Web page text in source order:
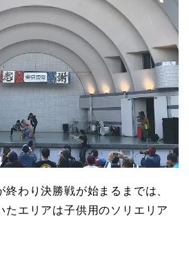
終わり決勝戦が始まるまでは、
たエリアは子供用のソリエリア